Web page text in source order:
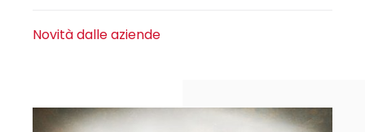
Contatti
Novità dalle aziende